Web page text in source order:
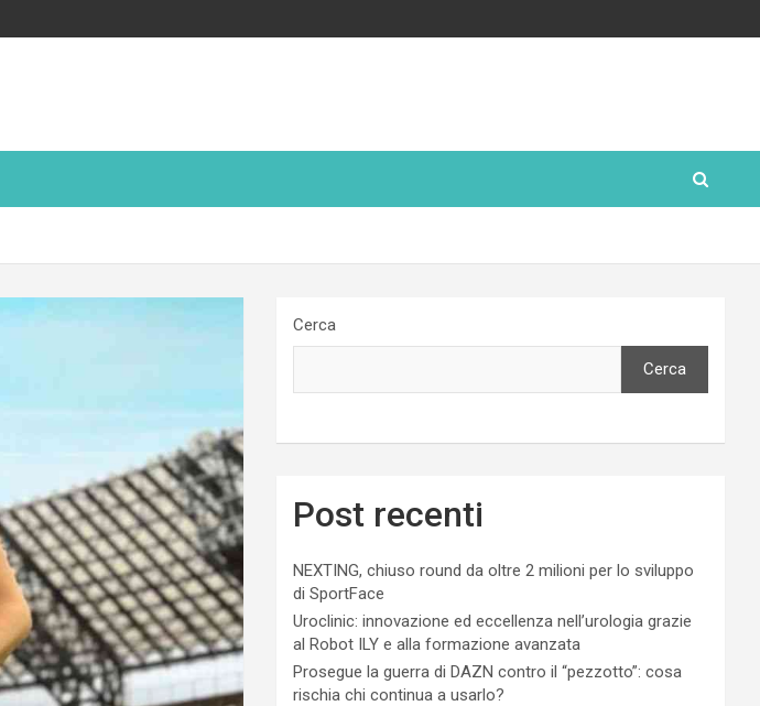
Cerca
Cerca
Post recenti
NEXTING, chiuso round da oltre 2 milioni per lo sviluppo
di SportFace
Uroclinic: innovazione ed eccellenza nell’urologia grazie
al Robot ILY e alla formazione avanzata
Prosegue la guerra di DAZN contro il “pezzotto”: cosa
rischia chi continua a usarlo?